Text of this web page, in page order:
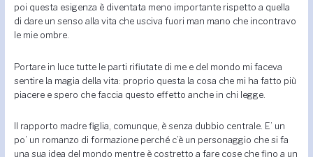
poi questa esigenza è diventata meno importante rispetto a quella
di dare un senso alla vita che usciva fuori man mano che incontravo
le mie ombre.
Portare in luce tutte le parti rifiutate di me e del mondo mi faceva
sentire la magia della vita: proprio questa la cosa che mi ha fatto più
piacere e spero che faccia questo effetto anche in chi legge.
Il rapporto madre figlia, comunque, è senza dubbio centrale. E’ un
po’ un romanzo di formazione perché c’è un personaggio che si fa
una sua idea del mondo mentre è costretto a fare cose che fino a un